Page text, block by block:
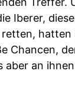
Iberer,
retten, hatten
Chancen,
aber an